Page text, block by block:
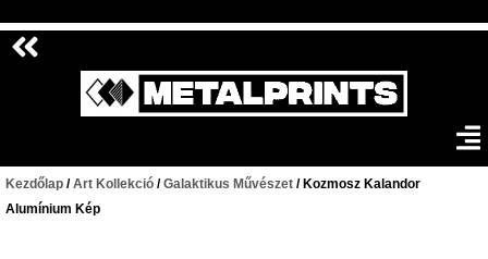
Kezdőlap /Art Kollekció /Galaktikus Művészet / Kozmosz Kalandor
Alumínium Kép
ig
mennyiség